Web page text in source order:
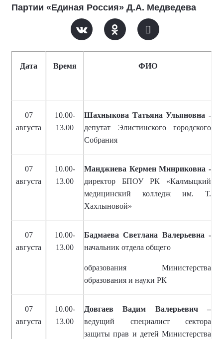
Партии «Единая Россия» Д.А. Медведева
Дата Время ФИО
07
августа
10.00-
13.00
Шахныкова Татьяна Ульяновна -
депутат Элистинского городского
Собрания
07
августа
10.00-
13.00
Манджиева Кермен Минриковна -
директор БПОУ РК «Калмыцкий
медицинский колледж им. Т.
Хахлыновой»
07
августа
10.00-
13.00
Бадмаева Светлана Валерьевна -
начальник отдела общего
образования Министерства
образования и науки РК
07
августа
10.00-
13.00
Довгаев Вадим Валерьевич –
ведущий специалист сектора
защиты прав и детей Министерства